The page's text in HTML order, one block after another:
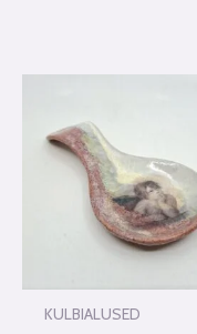
KULBIALUSED